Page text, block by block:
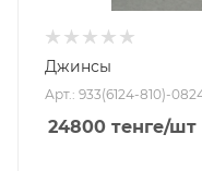
Джинсы
Арт.: 933(6124-810)-
24800 тенге/шт